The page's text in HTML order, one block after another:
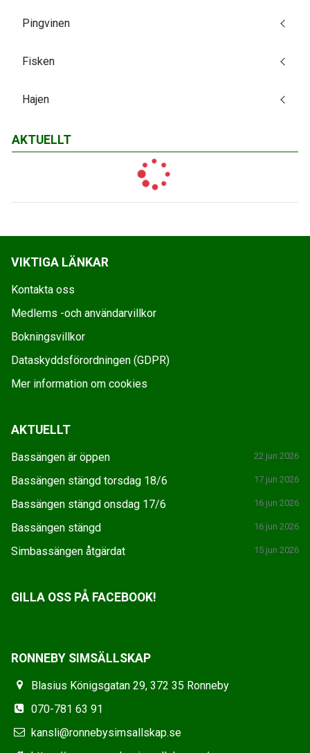
Pingvinen
Fisken
Hajen
AKTUELLT
VIKTIGA LÄNKAR
Kontakta oss
Medlems -och användarvillkor
Bokningsvillkor
Dataskyddsförordningen (GDPR)
Mer information om cookies
AKTUELLT
Bassängen är öppen 22 jun 2026
Bassängen stängd torsdag 18/6 17 jun 2026
Bassängen stängd onsdag 17/6 16 jun 2026
Bassängen stängd 16 jun 2026
Simbassängen åtgärdat 15 jun 2026
GILLA OSS PÅ FACEBOOK!
RONNEBY SIMSÄLLSKAP
Blasius Königsgatan 29, 372 35 Ronneby
070-781 63 91
kansli@ronnebysimsallskap.se